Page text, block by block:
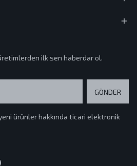
ilk sen haberdar ol.
GÖNDER
ürünler hakkında ticari elektronik